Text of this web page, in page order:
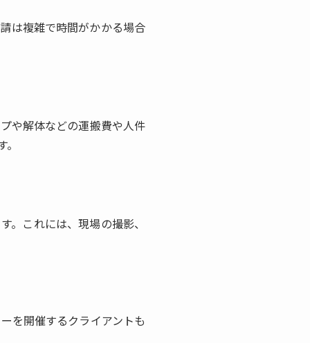
は複雑で時間がかかる場合
や解体などの運搬費や人件
。これには、現場の撮影、
を開催するクライアントも